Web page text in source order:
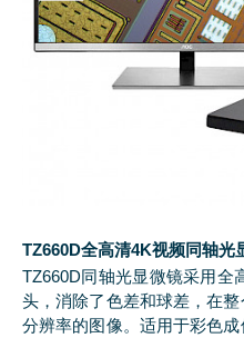
TZ660D全高清4K视频同轴光
TZ660D同轴光显微镜采用全
头，消除了色差和球差，在
分辨率的图像。适用于彩色